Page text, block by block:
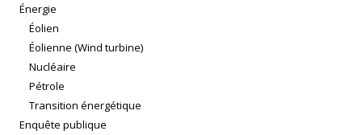
Énergie
Éolien
Éolienne (Wind turbine)
Nucléaire
Pétrole
Transition énergétique
Enquête publique